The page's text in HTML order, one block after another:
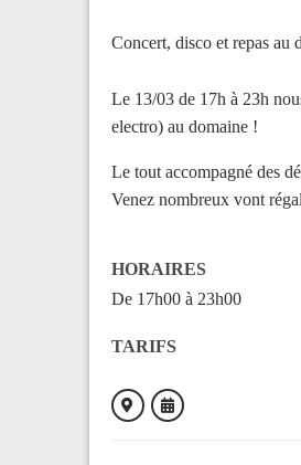
Concert, disco et repas
Le 13/03 de 17h à 23h
electro) au domaine !
Le tout accompagné des
Venez nombreux vont
HORAIRES
De 17h00 à 23h00
TARIFS